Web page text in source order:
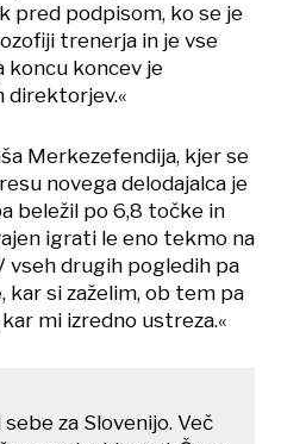
pred podpisom, ko se je
trenerja in je vse
koncu koncev je
direktorjev.«
Merkezefendija, kjer se
novega delodajalca je
beležil po 6,8 točke in
igrati le eno tekmo na
vseh drugih pogledih pa
kar si zaželim, ob tem pa
mi izredno ustreza.«
za Slovenijo. Več